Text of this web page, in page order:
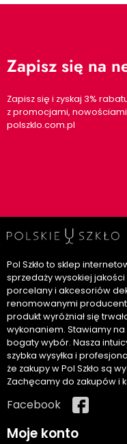
Zapisz się na
Zapisz się i zyskaj 3%
z promocjami,
polszklo.com.pl
Pol Szkło to sklep
sprzedaży wysokiej jakości
porcelany i akcesoriów
renomowanymi
produkt wyróżniał się
wykonaniem. Stawiamy
bogaty wybór. Nasza
szybka wysyłka i
że zakupy w Pol Szkło są
Zachęcamy do zakupów i
Facebook
Moje konto